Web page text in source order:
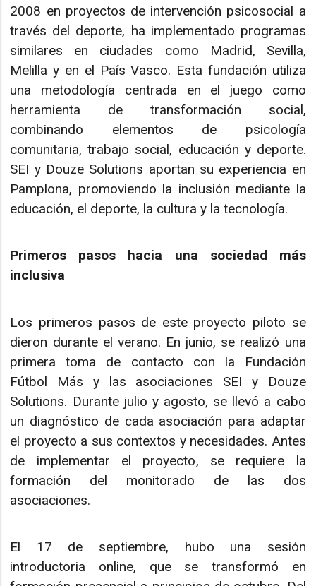
2008 en proyectos de intervención psicosocial a
través del deporte, ha implementado programas
similares en ciudades como Madrid, Sevilla,
Melilla y en el País Vasco. Esta fundación utiliza
una metodología centrada en el juego como
herramienta de transformación social,
combinando elementos de psicología
comunitaria, trabajo social, educación y deporte.
SEI y Douze Solutions aportan su experiencia en
Pamplona, promoviendo la inclusión mediante la
educación, el deporte, la cultura y la tecnología.
Primeros pasos hacia una sociedad más
inclusiva
Los primeros pasos de este proyecto piloto se
dieron durante el verano. En junio, se realizó una
primera toma de contacto con la Fundación
Fútbol Más y las asociaciones SEI y Douze
Solutions. Durante julio y agosto, se llevó a cabo
un diagnóstico de cada asociación para adaptar
el proyecto a sus contextos y necesidades. Antes
de implementar el proyecto, se requiere la
formación del monitorado de las dos
asociaciones.
El 17 de septiembre, hubo una sesión
introductoria online, que se transformó en